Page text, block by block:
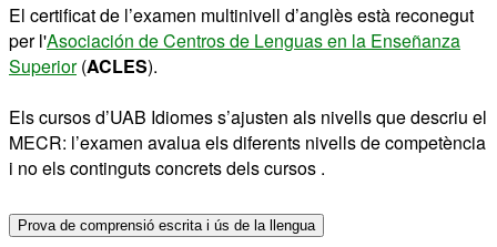
El certificat de l’examen multinivell d’anglès està reconegut
per l'Asociación de Centros de Lenguas en la Enseñanza
Superior(ACLES).
Els cursos d’UAB Idiomes s’ajusten als nivells que descriu el
MECR: l’examen avalua els diferents nivells de competència
i no els continguts concrets dels cursos .
Prova de comprensió escrita i ús de la llengua